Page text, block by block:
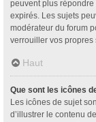
peuvent plus
expirés. Les sujets
modérateur du forum
verrouiller vos propres
Haut
Que sont les icônes
Les icônes de sujet
d’illustrer le contenu